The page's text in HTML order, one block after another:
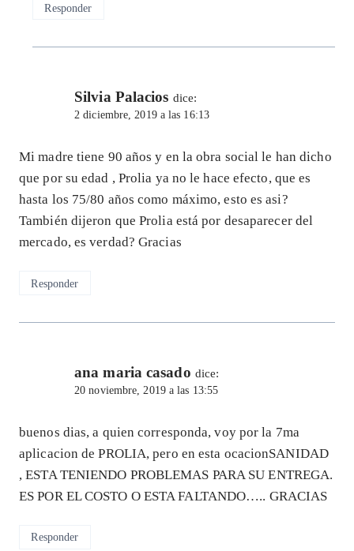
Responder
Silvia Palacios dice:
2 diciembre, 2019 a las 16:13
Mi madre tiene 90 años y en la obra social le han dicho
que por su edad , Prolia ya no le hace efecto, que es
hasta los 75/80 años como máximo, esto es asi?
También dijeron que Prolia está por desaparecer del
mercado, es verdad? Gracias
Responder
ana maria casado dice:
20 noviembre, 2019 a las 13:55
buenos dias, a quien corresponda, voy por la 7ma
aplicacion de PROLIA, pero en esta ocacionSANIDAD
, ESTA TENIENDO PROBLEMAS PARA SU ENTREGA.
ES POR EL COSTO O ESTA FALTANDO….. GRACIAS
Responder